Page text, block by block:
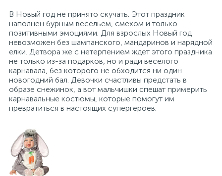
В Новый год не принято скучать. Этот праздник
наполнен бурным весельем, смехом и только
позитивными эмоциями. Для взрослых Новый год
невозможен без шампанского, мандаринов и нарядной
елки. Детвора же с нетерпением ждет этого праздника
не только из-за подарков, но и ради веселого
карнавала, без которого не обходится ни один
новогодний бал. Девочки счастливы предстать в
образе снежинок, а вот мальчишки спешат примерить
карнавальные костюмы, которые помогут им
превратиться в настоящих супергероев.